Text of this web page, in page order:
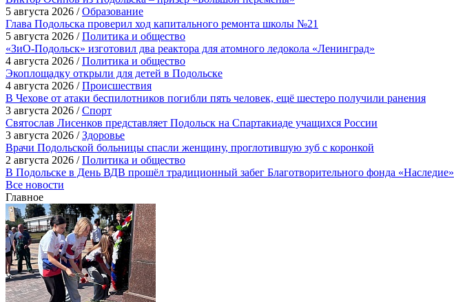
5 августа 2026 /Образование
Глава Подольска проверил ход капитального ремонта школы №21
5 августа 2026 /Политика и общество
«ЗиО-Подольск» изготовил два реактора для атомного ледокола «Ленинград»
4 августа 2026 /Политика и общество
Экоплощадку открыли для детей в Подольске
4 августа 2026 /Происшествия
В Чехове от атаки беспилотников погибли пять человек, ещё шестеро получили ранения
3 августа 2026 /Спорт
Святослав Лисенков представляет Подольск на Спартакиаде учащихся России
3 августа 2026 /Здоровье
Врачи Подольской больницы спасли женщину, проглотившую зуб с коронкой
2 августа 2026 /Политика и общество
В Подольске в День ВДВ прошёл традиционный забег Благотворительного фонда «Наследие»
Все новости
Главное